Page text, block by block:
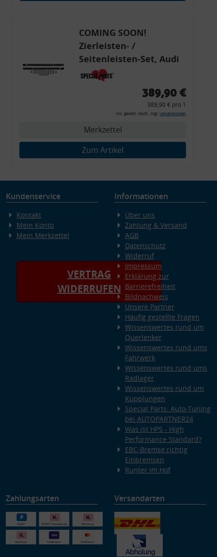
COMING SOON!
Zierleisten- /
Seitenleisten-Set, Audi
80 Cabrio, Coupe, S2, (6x
Zierleiste, 2x Kappe,
Montagewerkzeug)
389,90 €
389,90 € pro 1
inkl. gesetzl. MwSt., zzgl. Versandkosten
Merkzettel
Zum Artikel
Kundenservice
Kontakt
Mein Konto
Mein Merkzettel
VERTRAG
WIDERRUFEN
Informationen
Über uns
Zahlung & Versand
AGB
Datenschutz
Widerruf
Impressum
Erklärung zur
Barrierefreiheit
Bildnachweis
Unsere Partner
Häufig gestellte Fragen
Wissenswertes rund um
Querlenker
Wissenswertes rund ums
Fahrwerk
Wissenswertes rund ums
Radlager
Wissenswertes rund um
Kupplungen
Special Parts: Auto-Tuning
bei AUTOPARTNER24
Was ist HPS - High
Performance Standard?
EBC-Bremse richtig
Einbremsen
Runter im Hof
Zahlungsarten Versandarten